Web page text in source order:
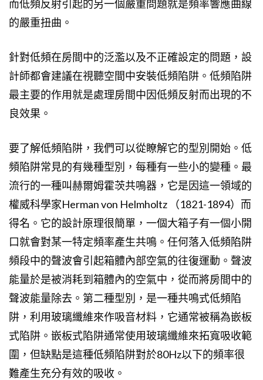
而低頻反射引起的另一個嚴重問題就是頻率響應曲線
的嚴重扭曲。
針對低頻在房間中的泛濫以及不正確設定的問題，設
計師都會建議在視聽空間中安裝低頻陷阱。低頻陷阱
最主要的作用就是處理房間中因低頻反射而出現的不
良效果。
要了解低頻陷阱，我們可以從瞭解它的型別開始。低
頻陷阱常見的有幾種型別，每種有一些小的變種。最
流行的一種叫赫爾姆霍茨共鳴器，它是因這一領域的
權威科學家Herman von Helmholtz （1821-1894）而
得名。它的設計原理很簡單，一個大箱子有一個小開
口就會對某一特定頻率產生共鳴。任何落入低頻陷阱
頻段中的聲波會引起箱體內部空氣的往復運動。聲波
能量於是被消耗到箱體內的空氣中，從而將房間中的
聲波能量除去。第二種型別，是一種共鳴式低頻陷
阱，利用玻璃纖維來作吸音材料，它通常被稱為嵌板
式陷阱。嵌板式陷阱通常使用玻璃纖維來拓寬吸收範
圍，但缺點是這種低頻陷阱對於80Hz以下的頻率很
難產生充分有效的吸收。